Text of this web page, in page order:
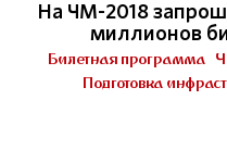
На ЧМ-2018
миллионов
Билетная программа
Подготовка